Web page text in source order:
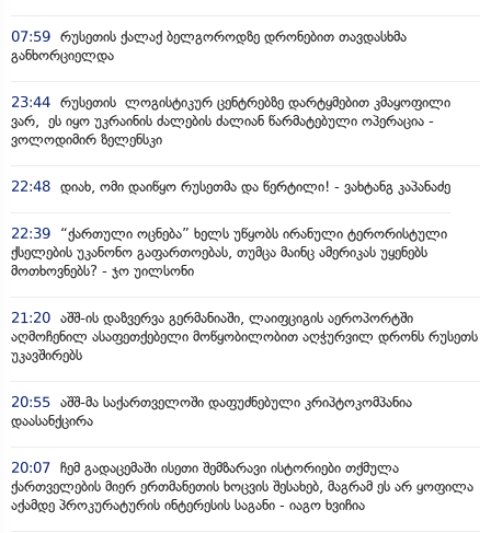
07:59 რუსეთის ქალაქ ბელგოროდზე დრონებით თავდასხმა
განხორციელდა
23:44 რუსეთის ლოგისტიკურ ცენტრებზე დარტყმებით კმაყოფილი
ვარ, ეს იყო უკრაინის ძალების ძალიან წარმატებული ოპერაცია -
ვოლოდიმირ ზელენსკი
22:48 დიახ, ომი დაიწყო რუსეთმა და წერტილი! - ვახტანგ კაპანაძე
22:39
“ქართული ოცნება” ხელს უწყობს ირანული ტერორისტული
ქსელების უკანონო გაფართოებას, თუმცა მაინც ამერიკას უყენებს
მოთხოვნებს? - ჯო უილსონი
21:20 აშშ-ის დაზვერვა გერმანიაში, ლაიფციგის აეროპორტში
აღმოჩენილ ასაფეთქებელი მოწყობილობით აღჭურვილ დრონს რუსეთს
უკავშირებს
20:55 აშშ-მა საქართველოში დაფუძნებული კრიპტოკომპანია
დაასანქცირა
20:07 ჩემ გადაცემაში ისეთი შემზარავი ისტორიები თქმულა
ქართველების მიერ ერთმანეთის ხოცვის შესახებ, მაგრამ ეს არ ყოფილა
აქამდე პროკურატურის ინტერესის საგანი - იაგო ხვიჩია